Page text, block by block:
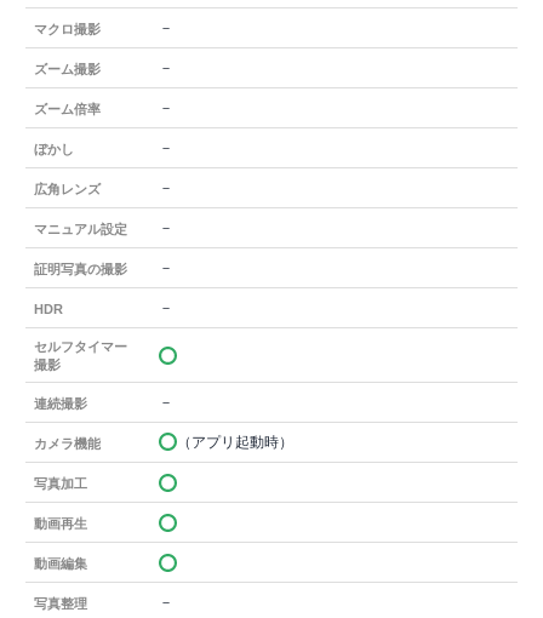
マクロ撮影 －
ズーム撮影 －
ズーム倍率 －
ぼかし －
広角レンズ －
マニュアル設定 －
証明写真の撮影 －
HDR －
セルフタイマー
撮影
連続撮影 －
カメラ機能 （アプリ起動時）
写真加工
動画再生
動画編集
写真整理 －